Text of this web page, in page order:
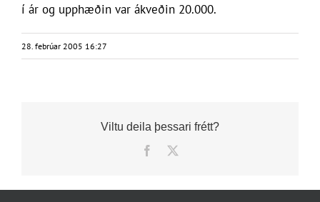
í ár og upphæðin var ákveðin 20.000.
28. febrúar 2005 16:27
Viltu deila þessari frétt?
Facebook